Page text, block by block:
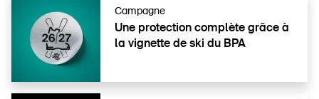
Campagne
Une protection complète grâce à
la vignette de ski du BPA